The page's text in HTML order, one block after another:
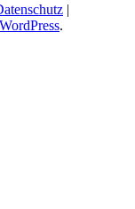
|
WordPress.